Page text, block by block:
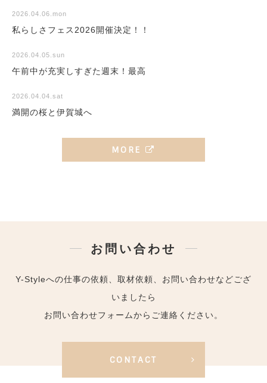
2026.04.06.mon
私らしさフェス2026開催決定！！
2026.04.05.sun
午前中が充実しすぎた週末！最高
2026.04.04.sat
満開の桜と伊賀城へ
MORE
お問い合わせ
Y-Styleへの仕事の依頼、取材依頼、お問い合わせなどござ
いましたら
お問い合わせフォームからご連絡ください。
CONTACT